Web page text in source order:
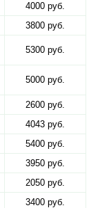
4000 руб.
3800 руб.
5300 руб.
5000 руб.
2600 руб.
4043 руб.
5400 руб.
3950 руб.
2050 руб.
3400 руб.